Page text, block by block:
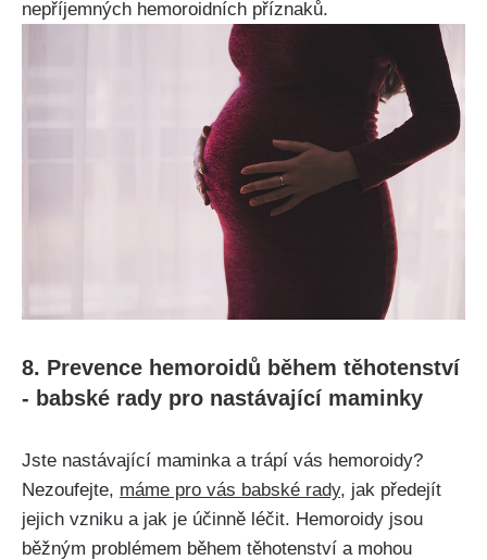
⁢nepříjemných hemoroidních příznaků.
8. ‍Prevence hemoroidů během ‌těhotenství
-⁤ babské rady pro nastávající maminky
Jste nastávající maminka a trápí vás hemoroidy?
Nezoufejte,⁣ máme pro ⁣vás babské⁢ rady,⁣ jak předejít
jejich vzniku a jak je účinně léčit. Hemoroidy jsou
běžným problémem během ⁤těhotenství a ⁣mohou